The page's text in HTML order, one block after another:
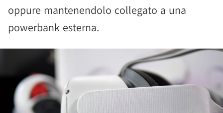
oppure mantenendolo collegato a una
powerbank esterna.